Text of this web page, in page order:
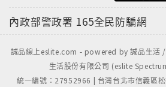
內政部警政署 165全民防騙網
誠品線上eslite.com - powered by 誠品生活
生活股份有限公司 (eslite
統一編號：27952966 | 台灣台北市信義區